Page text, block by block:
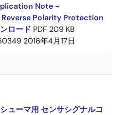
Note -
Polarity Protection
ロード PDF 209 KB
2016年4月17日
ューマ用 センサシグナルコ